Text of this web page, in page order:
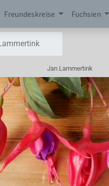
Freundeskreise Fuchsien
Jan Lammertink